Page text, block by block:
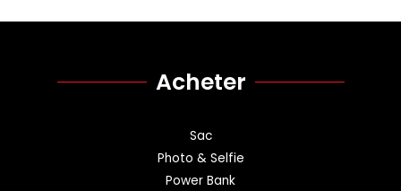
Acheter
Sac
Photo & Selfie
Power Bank